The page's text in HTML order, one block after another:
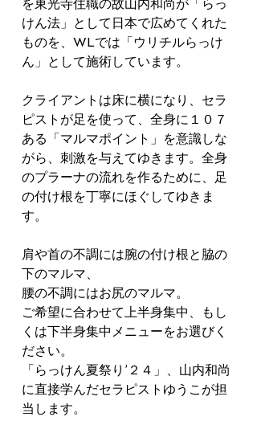
を東光寺住職の故山内和尚が「らっ
けん法」として日本で広めてくれた
ものを、WLでは「ウリチルらっけ
ん」として施術しています。
クライアントは床に横になり、セラ
ピストが足を使って、全身に１０７
ある「マルマポイント」を意識しな
がら、刺激を与えてゆきます。全身
のプラーナの流れを作るために、足
の付け根を丁寧にほぐしてゆきま
す。
肩や首の不調には腕の付け根と脇の
下のマルマ、
腰の不調にはお尻のマルマ。
ご希望に合わせて上半身集中、もし
くは下半身集中メニューをお選びく
ださい。
「らっけん夏祭り’２４」、山内和尚
に直接学んだセラピストゆうこが担
当します。